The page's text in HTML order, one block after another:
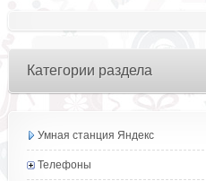
Категории раздела
Умная станция Яндекс
Телефоны